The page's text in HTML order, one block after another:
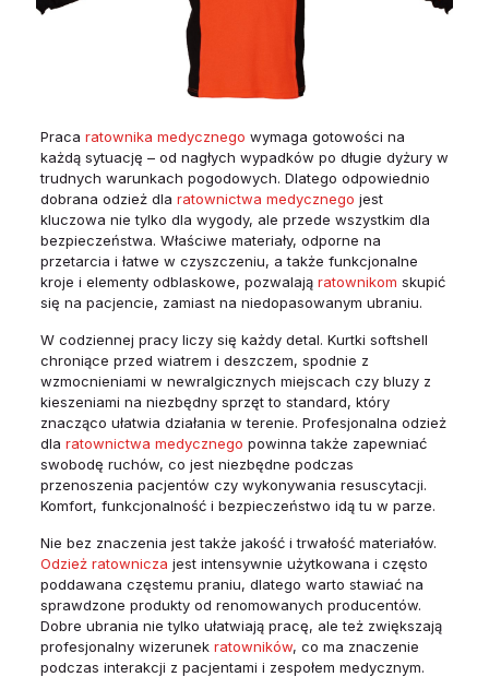
Praca ratownika medycznego wymaga gotowości na
każdą sytuację – od nagłych wypadków po długie dyżury w
trudnych warunkach pogodowych. Dlatego odpowiednio
dobrana odzież dla ratownictwa medycznego jest
kluczowa nie tylko dla wygody, ale przede wszystkim dla
bezpieczeństwa. Właściwe materiały, odporne na
przetarcia i łatwe w czyszczeniu, a także funkcjonalne
kroje i elementy odblaskowe, pozwalają ratownikom skupić
się na pacjencie, zamiast na niedopasowanym ubraniu.
W codziennej pracy liczy się każdy detal. Kurtki softshell
chroniące przed wiatrem i deszczem, spodnie z
wzmocnieniami w newralgicznych miejscach czy bluzy z
kieszeniami na niezbędny sprzęt to standard, który
znacząco ułatwia działania w terenie. Profesjonalna odzież
dla ratownictwa medycznego powinna także zapewniać
swobodę ruchów, co jest niezbędne podczas
przenoszenia pacjentów czy wykonywania resuscytacji.
Komfort, funkcjonalność i bezpieczeństwo idą tu w parze.
Nie bez znaczenia jest także jakość i trwałość materiałów.
Odzież ratownicza jest intensywnie użytkowana i często
poddawana częstemu praniu, dlatego warto stawiać na
sprawdzone produkty od renomowanych producentów.
Dobre ubrania nie tylko ułatwiają pracę, ale też zwiększają
profesjonalny wizerunek ratowników, co ma znaczenie
podczas interakcji z pacjentami i zespołem medycznym.